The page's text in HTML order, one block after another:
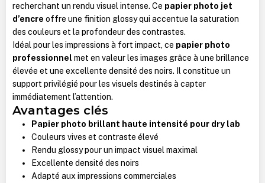
recherchant un rendu visuel intense. Ce papier photo jet
d’encre offre une finition glossy qui accentue la saturation
des couleurs et la profondeur des contrastes.
Idéal pour les impressions à fort impact, ce papier photo
professionnel met en valeur les images grâce à une brillance
élevée et une excellente densité des noirs. Il constitue un
support privilégié pour les visuels destinés à capter
immédiatement l’attention.
Avantages clés
Papier photo brillant haute intensité pour dry lab
Couleurs vives et contraste élevé
Rendu glossy pour un impact visuel maximal
Excellente densité des noirs
Adapté aux impressions commerciales